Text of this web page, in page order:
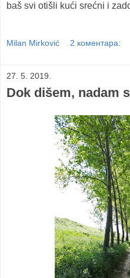
baš svi otišli kući srećni i
Milan Mirković 2 коментара:
27. 5. 2019.
Dok dišem, nadam